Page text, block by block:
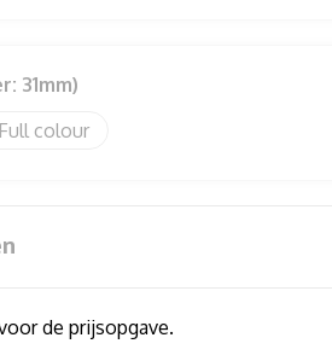
31mm)
Full colour
de prijsopgave.